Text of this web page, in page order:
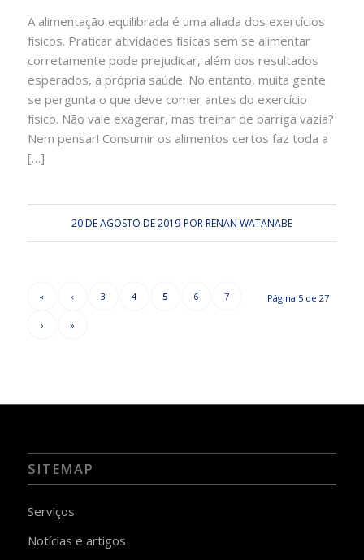
A alimentação equilibrada é uma aliada dos exercícios
físicos. Praticar atividades físicas sem se alimentar
corretamente pode prejudicar, além dos resultados
esperados, a própria saúde. No entanto, muita gente
se pergunta o que deve comer antes do exercício
físico. Não vale exagerar, mas treinar de barriga vazia?
Nem pensar! Consumir os alimentos certos faz toda a
[…]
20 DE AGOSTO DE 2019 PORRENAN WATANABE
Página 5 de 27
« ‹ 3 4 5 6 7
› »
SITEMAP
Serviços
Notícias e artigos